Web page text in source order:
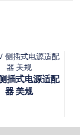
插式电源适配
器 美规